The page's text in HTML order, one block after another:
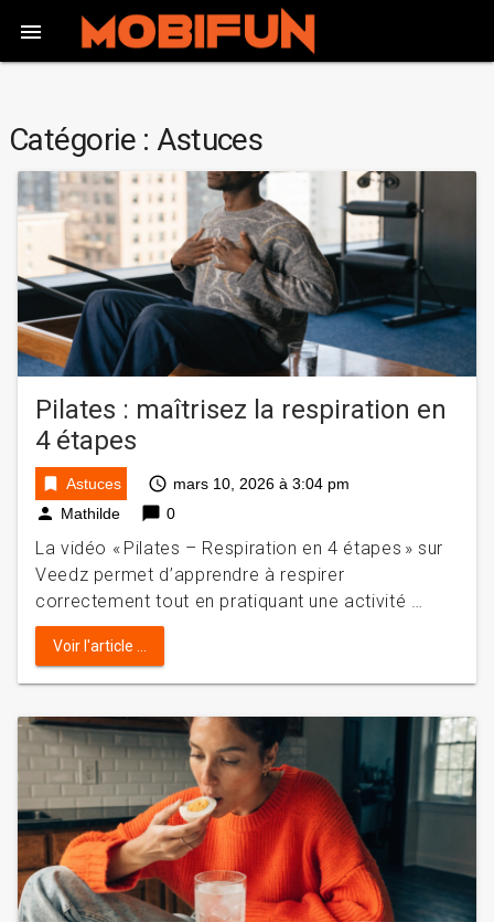

Catégorie : Astuces
Pilates : maîtrisez la respiration en
4 étapes
bookmark Astuces access_time mars 10, 2026 à 3:04 pm
person Mathilde chat_bubble 0
La vidéo « Pilates – Respiration en 4 étapes » sur
Veedz permet d’apprendre à respirer
correctement tout en pratiquant une activité …
Voir l'article ...